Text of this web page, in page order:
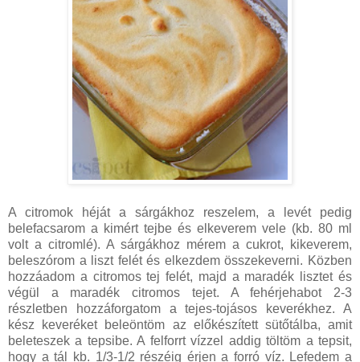
A citromok héját a sárgákhoz reszelem, a levét pedig
belefacsarom a kimért tejbe és elkeverem vele (kb. 80 ml
volt a citromlé). A sárgákhoz mérem a cukrot, kikeverem,
beleszórom a liszt felét és elkezdem összekeverni. Közben
hozzáadom a citromos tej felét, majd a maradék lisztet és
végül a maradék citromos tejet. A fehérjehabot 2-3
részletben hozzáforgatom a tejes-tojásos keverékhez. A
kész keveréket beleöntöm az előkészített sütőtálba, amit
beleteszek a tepsibe. A felforrt vízzel addig töltöm a tepsit,
hogy a tál kb. 1/3-1/2 részéig érjen a forró víz. Lefedem a